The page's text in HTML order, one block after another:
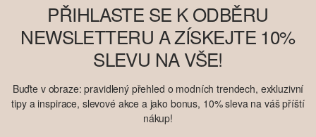
PŘIHLASTE SE K ODBĚRU
NEWSLETTERU A ZÍSKEJTE 10%
SLEVU NA VŠE!
Buďte v obraze: pravidlený přehled o modních trendech, exkluzivní
tipy a inspirace, slevové akce a jako bonus, 10% sleva na váš příští
nákup!